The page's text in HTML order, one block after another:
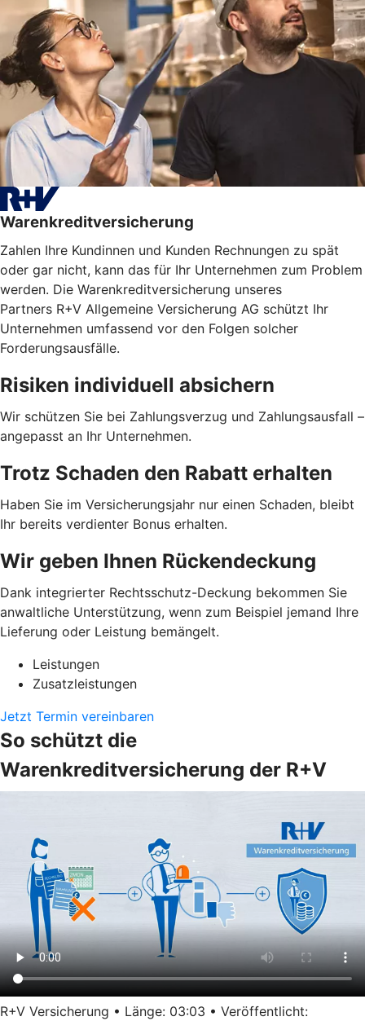
Warenkreditversicherung
Zahlen Ihre Kundinnen und Kunden Rechnungen zu spät
oder gar nicht, kann das für Ihr Unternehmen zum Problem
werden. Die Warenkreditversicherung unseres
Partners R+V Allgemeine Versicherung AG schützt Ihr
Unternehmen umfassend vor den Folgen solcher
Forderungsausfälle.
Risiken individuell absichern
Wir schützen Sie bei Zahlungsverzug und Zahlungsausfall –
angepasst an Ihr Unternehmen.
Trotz Schaden den Rabatt erhalten
Haben Sie im Versicherungsjahr nur einen Schaden, bleibt
Ihr bereits verdienter Bonus erhalten.
Wir geben Ihnen Rückendeckung
Dank integrierter Rechtsschutz-Deckung bekommen Sie
anwaltliche Unterstützung, wenn zum Beispiel jemand Ihre
Lieferung oder Leistung bemängelt.
Leistungen
Zusatzleistungen
Jetzt Termin vereinbaren
So schützt die
Warenkreditversicherung der R+V
R+V Versicherung • Länge: 03:03 • Veröffentlicht: